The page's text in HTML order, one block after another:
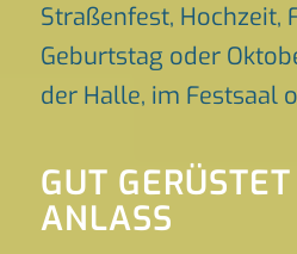
Straßenfest, Hochzeit,
Geburtstag oder
der Halle, im Festsaal
GUT
ANLASS